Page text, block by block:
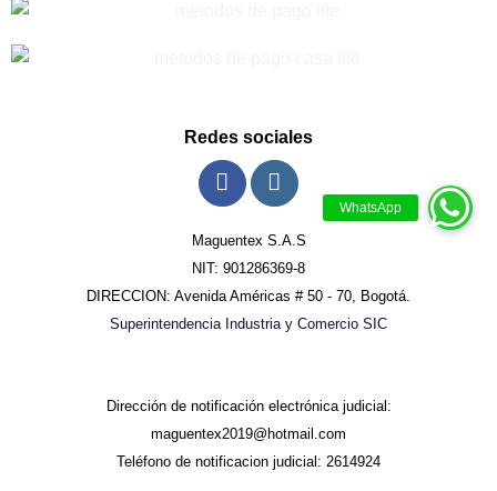
Redes sociales
Maguentex S.A.S
NIT: 901286369-8
DIRECCION: Avenida Américas # 50 - 70, Bogotá.
Superintendencia Industria y Comercio SIC
Dirección de notificación electrónica judicial:
maguentex2019@hotmail.com
Teléfono de notificacion judicial: 2614924